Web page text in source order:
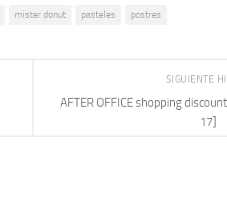
mister donut pasteles postres
SIGUIENTE
AFTER OFFICE shopping
17]